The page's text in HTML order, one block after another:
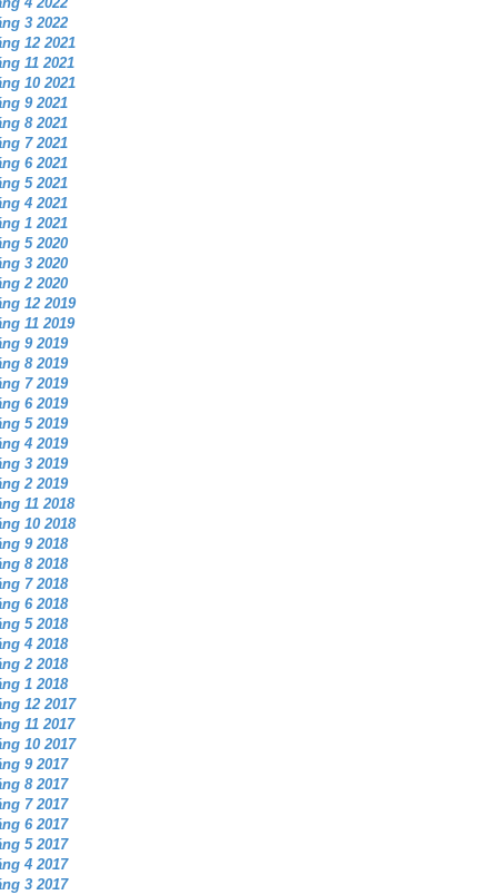
3 2022
12 2021
11 2021
10 2021
9 2021
8 2021
7 2021
6 2021
5 2021
4 2021
1 2021
5 2020
3 2020
2 2020
12 2019
11 2019
9 2019
8 2019
7 2019
6 2019
5 2019
4 2019
3 2019
2 2019
11 2018
10 2018
9 2018
8 2018
7 2018
6 2018
5 2018
4 2018
2 2018
1 2018
12 2017
11 2017
10 2017
9 2017
8 2017
7 2017
6 2017
5 2017
4 2017
3 2017